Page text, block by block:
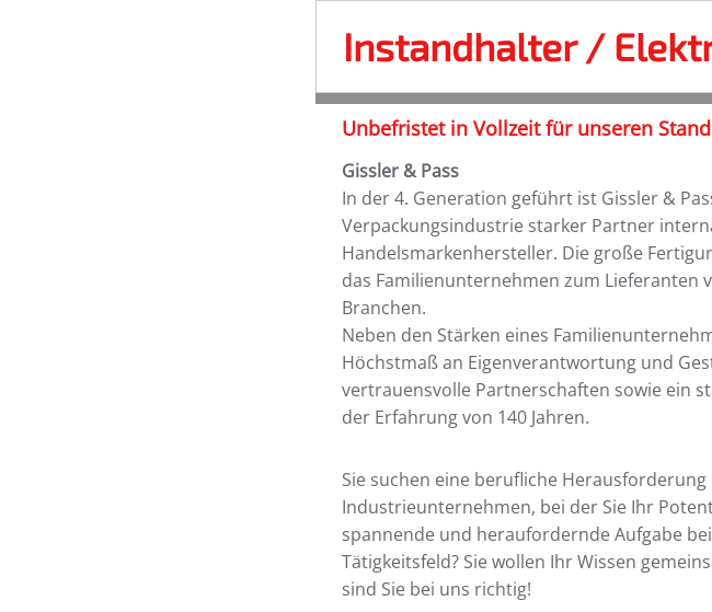
Instandhalter /
Unbefristet in Vollzeit für unseren
Gissler & Pass
In der 4. Generation geführt ist Gissler &
Verpackungsindustrie starker Partner
Handelsmarkenhersteller. Die große
das Familienunternehmen zum Lieferanten
Branchen.
Neben den Stärken eines
Höchstmaß an Eigenverantwortung und
vertrauensvolle Partnerschaften sowie ein
der Erfahrung von 140 Jahren.
Sie suchen eine berufliche
Industrieunternehmen, bei der Sie Ihr
spannende und heraufordernde Aufgabe
Tätigkeitsfeld? Sie wollen Ihr Wissen
sind Sie bei uns richtig!